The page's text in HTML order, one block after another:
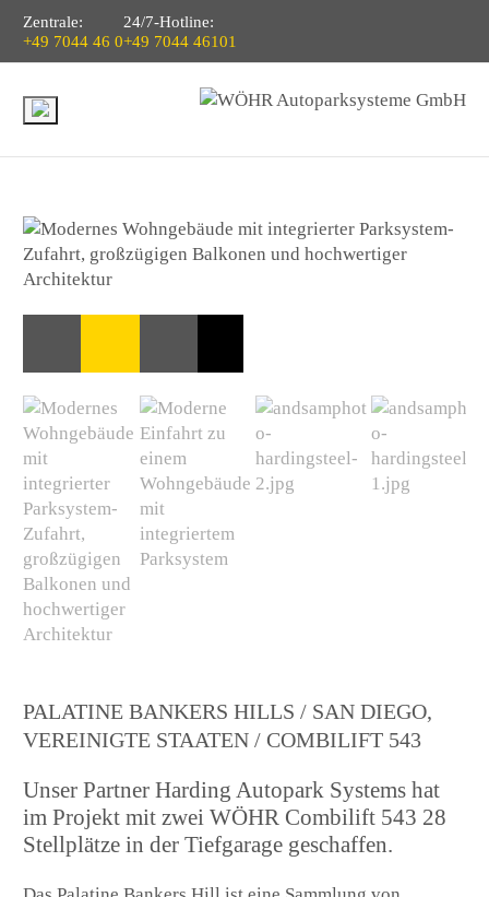
Zentrale:
+49 7044 46 0
24/7-Hotline:
+49 7044 46101
PALATINE BANKERS HILLS / SAN DIEGO,
VEREINIGTE STAATEN / COMBILIFT 543
Unser Partner Harding Autopark Systems hat
im Projekt mit zwei WÖHR Combilift 543 28
Stellplätze in der Tiefgarage geschaffen.